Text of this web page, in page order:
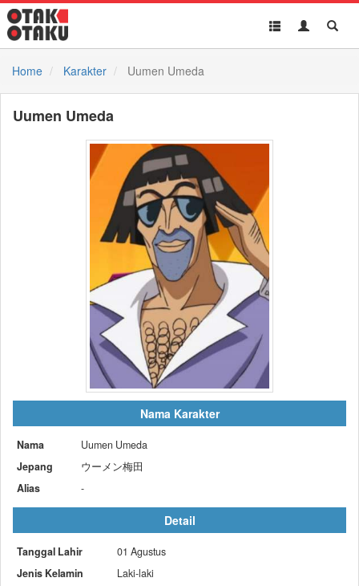
Toggle
Toggle
Home
Karakter Uumen Umeda
Uumen Umeda
Nama Karakter
Nama
Uumen Umeda
Jepang
ウーメン梅田
Alias
-
Detail
Tanggal Lahir
01 Agustus
Jenis Kelamin
Laki-laki